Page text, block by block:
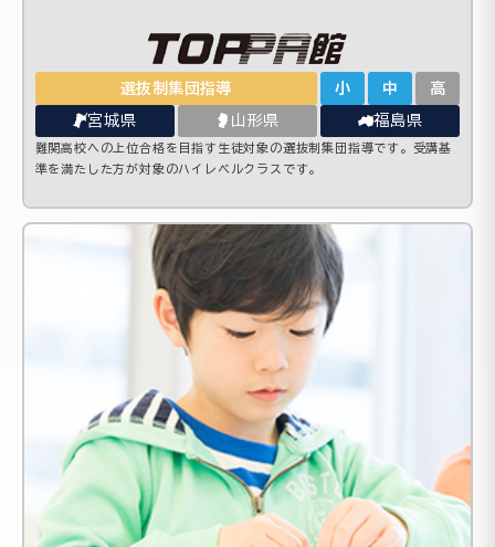
選抜制集団指導 小 中 高
宮城県 山形県 福島県
難関高校への上位合格を目指す生徒対象の選抜制集団指導です。受講基
準を満たした方が対象のハイレベルクラスです。